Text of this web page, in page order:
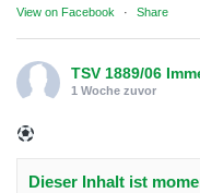
View on Facebook · Share
TSV 1889/06
1 Woche zuvor
Dieser Inhalt ist